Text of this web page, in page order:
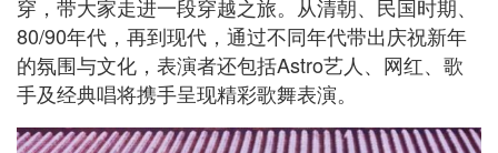
穿，带大家走进一段穿越之旅。从清朝、民国时期、
80/90年代，再到现代，通过不同年代带出庆祝新年
的氛围与文化，表演者还包括Astro艺人、网红、歌
手及经典唱将携手呈现精彩歌舞表演。